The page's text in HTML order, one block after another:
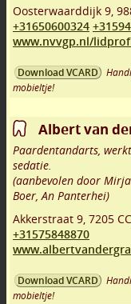
Oosterwaarddijk 9
+31650600324
www.nvvgp.nl/
Download VCARD
mobieltje!
Albert van
Paardentandarts,
sedatie.
(aanbevolen door
Boer, An Panterhei)
Akkerstraat 9 7205 CC
+31575848870
Download VCARD
mobieltje!